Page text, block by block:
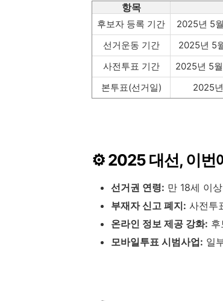
항목
후보자 등록 기간
2025년 5
선거운동 기간
2025년 5
사전투표 기간
2025년 5
본투표(선거일)
2025
⚙️ 2025 대선, 이번
선거권 연령: 만 18세 이
부재자 신고 폐지: 사전투
온라인 정보 제공 강화:
모바일투표 시범사업: 일